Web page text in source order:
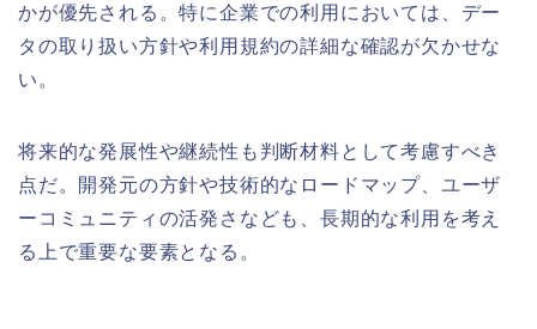
かが優先される。特に企業での利用においては、デー
タの取り扱い方針や利用規約の詳細な確認が欠かせな
い。
将来的な発展性や継続性も判断材料として考慮すべき
点だ。開発元の方針や技術的なロードマップ、ユーザ
ーコミュニティの活発さなども、長期的な利用を考え
る上で重要な要素となる。